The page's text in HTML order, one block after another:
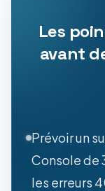
Les
avant
Prévoir un
Console de
les erreurs